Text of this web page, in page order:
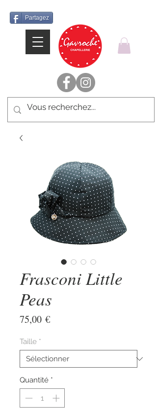
Partagez
Frasconi Little
Peas
75,00 €Prix
Taille *
Quantité *